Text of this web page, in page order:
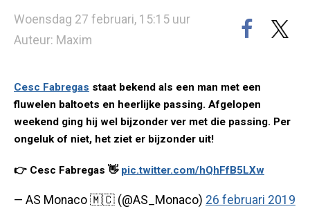
Woensdag 27 februari, 15:15 uur
Auteur: Maxim
Cesc Fabregas staat bekend als een man met een
fluwelen baltoets en heerlijke passing. Afgelopen
weekend ging hij wel bijzonder ver met die passing. Per
ongeluk of niet, het ziet er bijzonder uit!
👉 Cesc Fabregas 👋 pic.twitter.com/hQhFfB5LXw
— AS Monaco 🇲🇨 (@AS_Monaco) 26 februari 2019